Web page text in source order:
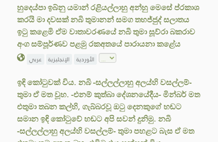
හුදෙය්පා ඉබ්නු යමාන් රළියල්ලාහු අන්හු මෙසේ ප්රකාශ
කරයි මා දවසක් නබි තුමානන් සමග තහජ්ජුද් සලාතය
ඉටු කළෙමි ඒම වාතාවරණයේ නබි තුමා සූව්රා බකරාව
අංග සම්පූර්ණව පළමු රකඅතයේ පාරායනා කළේය
عربي الإنجليزية الأوردية
ඉඳි කෝටුවක් විය. නබි -සල්ලල්ලාහු අලය්හි වසල්ලම්-
තුමා ඒ මත වූහ. -එනම් කුත්බා දේශනයේදීය- මින්බර් මත
එතුමා තබන කල්හි, ගැබ්බරවූ ඔටු දෙනකුගේ හඬට
සමාන ඉඳි කෝටුවේ හඬට අපි සවන් දුනිමු. නබි
-සල්ලල්ලාහු අලය්හි වසල්ලම්- තුමා පහළට බැස ඒ මත